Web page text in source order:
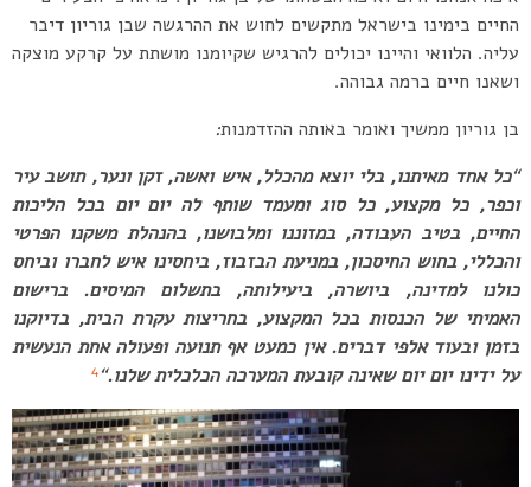
החיים בימינו בישראל מתקשים לחוש את ההרגשה שבן גוריון דיבר
עליה. הלוואי והיינו יכולים להרגיש שקיומנו מושתת על קרקע מוצקה
ושאנו חיים ברמה גבוהה.
בן גוריון ממשיך ואומר באותה ההזדמנות:
“כל אחד מאיתנו, בלי יוצא מהכלל, איש ואשה, זקן ונער, תושב עיר
וכפר, כל מקצוע, כל סוג ומעמד שותף לה יום יום בכל הליכות
החיים, בטיב העבודה, במזוננו ומלבושנו, בהנהלת משקנו הפרטי
והכללי, בחוש החיסכון, במניעת הבזבוז, ביחסינו איש לחברו וביחס
כולנו למדינה, ביושרה, ביעילותה, בתשלום המיסים. ברישום
האמיתי של הכנסות בכל המקצוע, בחריצות עקרת הבית, בדיוקנו
בזמן ובעוד אלפי דברים. אין כמעט אף תנועה ופעולה אחת הנעשית
על ידינו יום יום שאינה קובעת המערכה הכלכלית שלנו.“
4